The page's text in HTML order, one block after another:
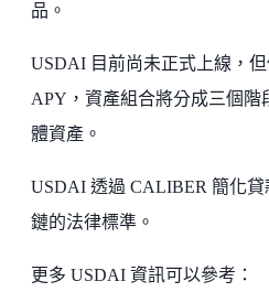
品。
USDAI 目前尚未正式上線，
APY，資產組合將分成三個階
體資產。
USDAI 透過 CALIBER 簡化
鏈的法律標準。
更多 USDAI 資訊可以參考：